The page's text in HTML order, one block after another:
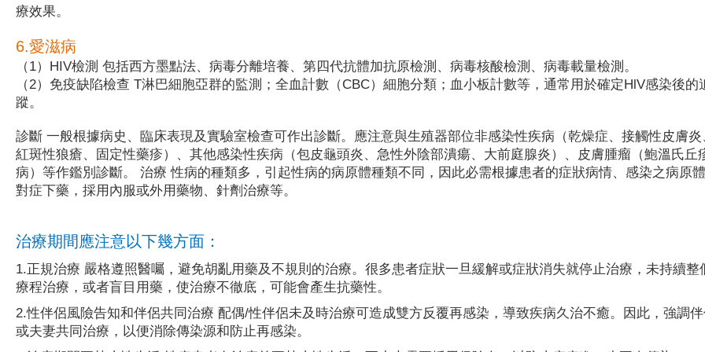
療效果。
6.愛滋病
（1）HIV檢測 包括西方墨點法、病毒分離培養、第四代抗體加抗原檢測、病毒核酸檢測、病毒載量檢測。
（2）免疫缺陷檢查 T淋巴細胞亞群的監測；全血計數（CBC）細胞分類；血小板計數等，通常用於確定HlV感染後的
蹤。
診斷 一般根據病史、臨床表現及實驗室檢查可作出診斷。應注意與生殖器部位非感染性疾病（乾燥症、接觸性皮膚炎
紅斑性狼瘡、固定性藥疹）、其他感染性疾病（包皮龜頭炎、急性外陰部潰瘍、大前庭腺炎）、皮膚腫瘤（鮑溫氏丘
病）等作鑑別診斷。 治療 性病的種類多，引起性病的病原體種類不同，因此必需根據患者的症狀病情、感染之病原體
對症下藥，採用內服或外用藥物、針劑治療等。
治療期間應注意以下幾方面：
1.正規治療 嚴格遵照醫囑，避免胡亂用藥及不規則的治療。很多患者症狀一旦緩解或症狀消失就停止治療，未持續整
療程治療，或者盲目用藥，使治療不徹底，可能會產生抗藥性。
2.性伴侶風險告知和伴侶共同治療 配偶/性伴侶未及時治療可造成雙方反覆再感染，導致疾病久治不癒。因此，強調
或夫妻共同治療，以便消除傳染源和防止再感染。